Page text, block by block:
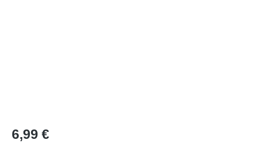
Regulärer Preis:
6,99 €